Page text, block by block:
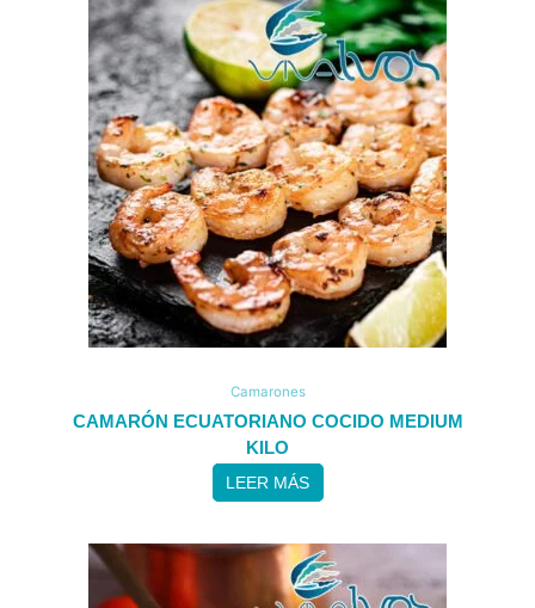
Camarones
CAMARÓN ECUATORIANO COCIDO MEDIUM
KILO
LEER MÁS